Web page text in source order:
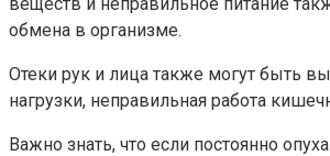
обмена в организме.
Отеки рук и лица также могут быть
нагрузки, неправильная работа
Важно знать, что если постоянно